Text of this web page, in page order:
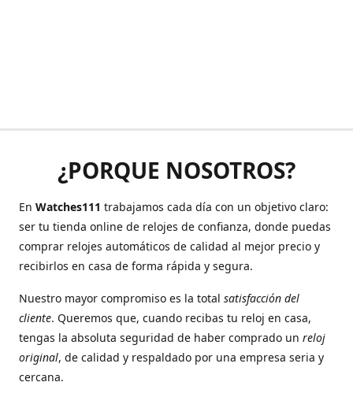
¿PORQUE NOSOTROS?
En Watches111 trabajamos cada día con un objetivo claro:
ser tu tienda online de relojes de confianza, donde puedas
comprar relojes automáticos de calidad al mejor precio y
recibirlos en casa de forma rápida y segura.
Nuestro mayor compromiso es la total satisfacción del
cliente. Queremos que, cuando recibas tu reloj en casa,
tengas la absoluta seguridad de haber comprado un reloj
original, de calidad y respaldado por una empresa seria y
cercana.